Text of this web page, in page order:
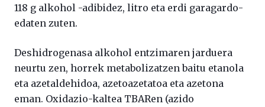
118 g alkohol -adibidez, litro eta erdi garagardo-
edaten zuten.
Deshidrogenasa alkohol entzimaren jarduera
neurtu zen, horrek metabolizatzen baitu etanola
eta azetaldehidoa, azetoazetatoa eta azetona
eman. Oxidazio-kaltea TBARen (azido